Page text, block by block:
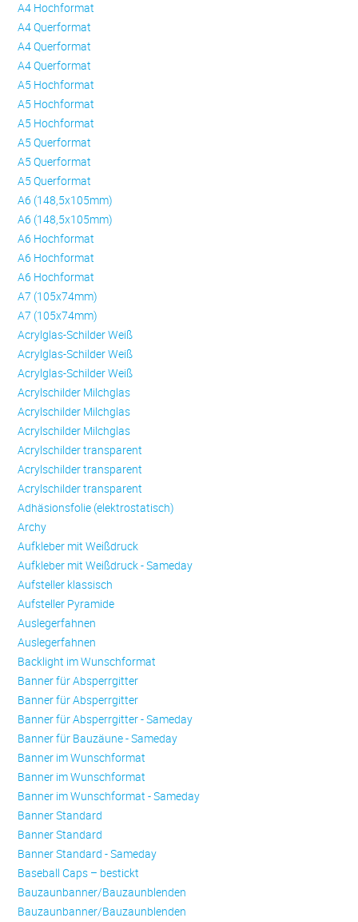
A4 Hochformat
A4 Querformat
A4 Querformat
A4 Querformat
A5 Hochformat
A5 Hochformat
A5 Hochformat
A5 Querformat
A5 Querformat
A5 Querformat
A6 (148,5x105mm)
A6 (148,5x105mm)
A6 Hochformat
A6 Hochformat
A6 Hochformat
A7 (105x74mm)
A7 (105x74mm)
Acrylglas-Schilder Weiß
Acrylglas-Schilder Weiß
Acrylglas-Schilder Weiß
Acrylschilder Milchglas
Acrylschilder Milchglas
Acrylschilder Milchglas
Acrylschilder transparent
Acrylschilder transparent
Acrylschilder transparent
Adhäsionsfolie (elektrostatisch)
Archy
Aufkleber mit Weißdruck
Aufkleber mit Weißdruck - Sameday
Aufsteller klassisch
Aufsteller Pyramide
Auslegerfahnen
Auslegerfahnen
Backlight im Wunschformat
Banner für Absperrgitter
Banner für Absperrgitter
Banner für Absperrgitter - Sameday
Banner für Bauzäune - Sameday
Banner im Wunschformat
Banner im Wunschformat
Banner im Wunschformat - Sameday
Banner Standard
Banner Standard
Banner Standard - Sameday
Baseball Caps – bestickt
Bauzaunbanner/Bauzaunblenden
Bauzaunbanner/Bauzaunblenden